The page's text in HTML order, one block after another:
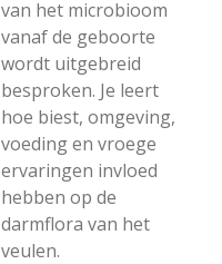
van het microbioom
vanaf de geboorte
wordt uitgebreid
besproken. Je leert
hoe biest, omgeving,
voeding en vroege
ervaringen invloed
hebben op de
darmflora van het
veulen.